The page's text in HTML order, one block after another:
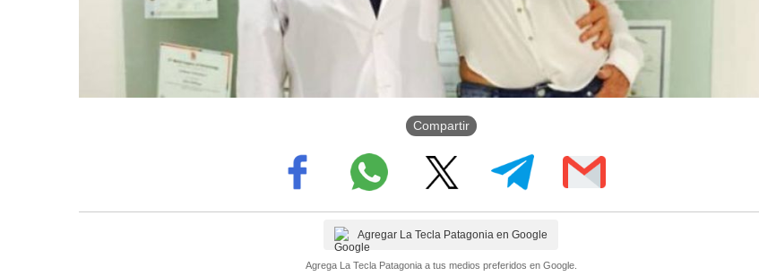
Compartir
Agregar La Tecla Patagonia en Google
Agrega La Tecla Patagonia a tus medios preferidos en Google.